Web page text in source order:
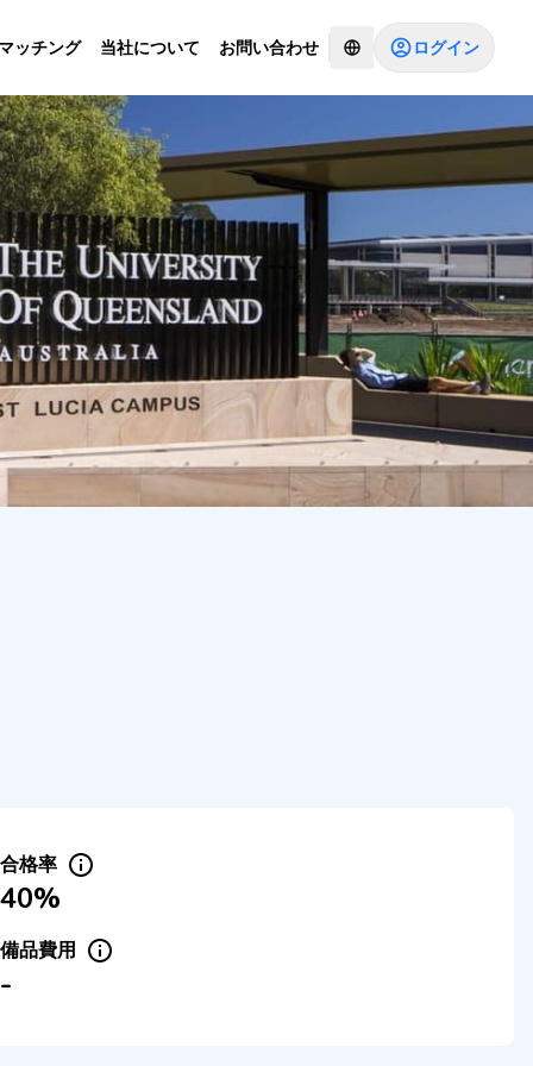
ッチング 当社について お問い合わせ ログイン
コンサルタントとチャットする
合格率
40%
備品費用
-